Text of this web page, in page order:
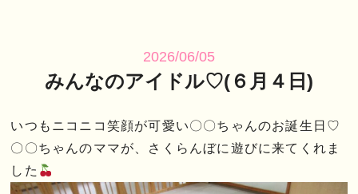
2026/06/05
みんなのアイドル♡(６月４日)
いつもニコニコ笑顔が可愛い〇〇ちゃんのお誕生日♡
〇〇ちゃんのママが、さくらんぼに遊びに来てくれま
した